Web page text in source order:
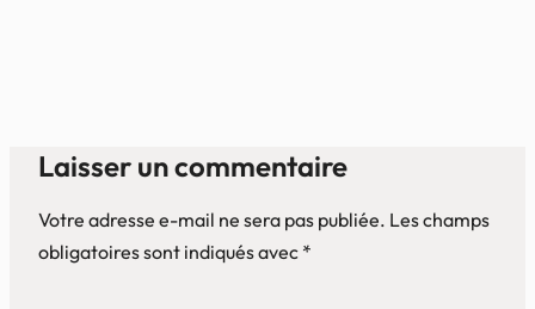
Laisser un commentaire
Votre adresse e-mail ne sera pas publiée. Les champs
obligatoires sont indiqués avec *